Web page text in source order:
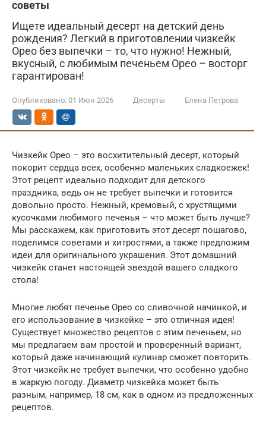
советы
Ищете идеальный десерт на детский день
рождения? Легкий в приготовлении чизкейк
Орео без выпечки – то, что нужно! Нежный,
вкусный, с любимым печеньем Орео – восторг
гарантирован!
Опубликовано: 01 Июн 2026 Десерты Елена Петрова
Чизкейк Орео – это восхитительный десерт, который
покорит сердца всех, особенно маленьких сладкоежек!
Этот рецепт идеально подходит для детского
праздника, ведь он не требует выпечки и готовится
довольно просто. Нежный, кремовый, с хрустящими
кусочками любимого печенья – что может быть лучше?
Мы расскажем, как приготовить этот десерт пошагово,
поделимся советами и хитростями, а также предложим
идеи для оригинального украшения. Этот домашний
чизкейк станет настоящей звездой вашего сладкого
стола!
Многие любят печенье Орео со сливочной начинкой, и
его использование в чизкейке – это отличная идея!
Существует множество рецептов с этим печеньем, но
мы предлагаем вам простой и проверенный вариант,
который даже начинающий кулинар сможет повторить.
Этот чизкейк не требует выпечки, что особенно удобно
в жаркую погоду. Диаметр чизкейка может быть
разным, например, 18 см, как в одном из предложенных
рецептов.